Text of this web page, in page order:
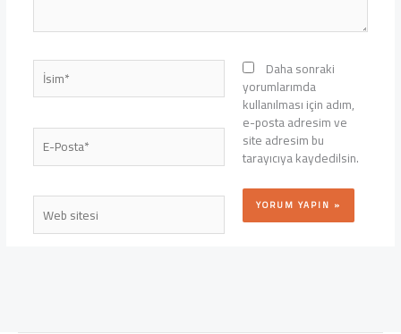
İsim*
E-
Posta*
Web
sitesi
Daha sonraki
yorumlarımda
kullanılması için adım,
e-posta adresim ve
site adresim bu
tarayıcıya kaydedilsin.